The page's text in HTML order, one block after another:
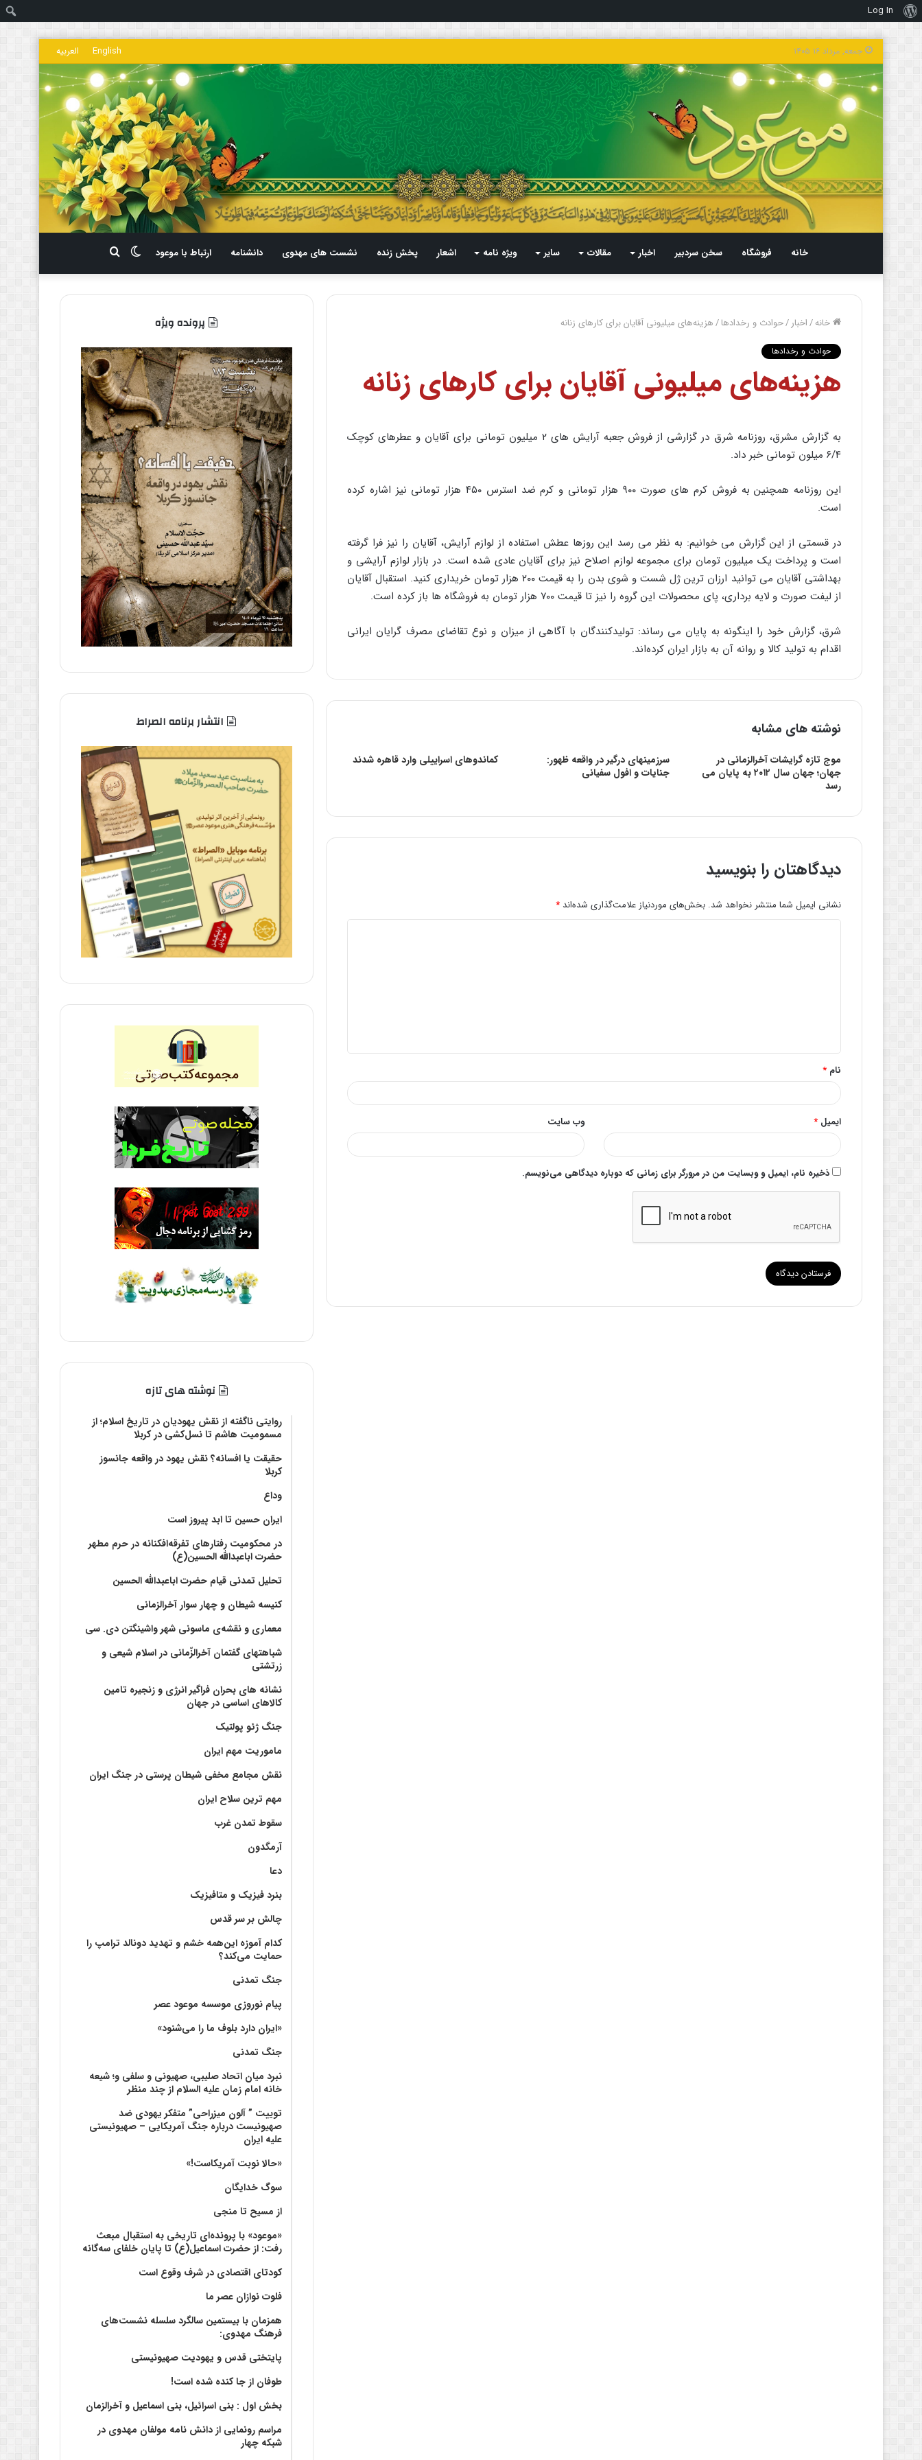
درباره
وردپرس
Log In
جمعه, مرداد ۱۶ ۱۴۰۵ English العربیه
خانه فروشگاه سخن سردبیر اخبار مقالات سایر ویژه نامه اشعار پخش زنده نشست های مهدوی دانشنامه ارتباط با موعود
برای
تغییر
پوسته
خانه/اخبار /حوادث و رخدادها/هزینه‌های میلیونی آقایان برای کارهای زنانه
حوادث و رخدادها
هزینه‌های میلیونی آقایان برای کارهای زنانه
به گزارش مشرق، روزنامه شرق در گزارشی از فروش جعبه آرایش های ۲ میلیون تومانی برای آقایان و عطرهای کوچک
۶/۴ میلون تومانی خبر داد.
این روزنامه همچنین به فروش کرم های صورت ۹۰۰ هزار تومانی و کرم ضد استرس ۴۵۰ هزار تومانی نیز اشاره کرده
است.
در قسمتی از این گزارش می خوانیم: به نظر می رسد این روزها عطش استفاده از لوازم آرایش، آقایان را نیز فرا گرفته
است و پرداخت یک میلیون تومان برای مجموعه لوازم اصلاح نیز برای آقایان عادی شده است. در بازار لوازم آرایشی و
بهداشتی آقایان می توانید ارزان ترین ژل شست و شوی بدن را به قیمت ۲۰۰ هزار تومان خریداری کنید. استقبال آقایان
از لیفت صورت و لایه برداری، پای محصولات این گروه را نیز تا قیمت ۷۰۰ هزار تومان به فروشگاه ها باز کرده است.
شرق، گزارش خود را اینگونه به پایان می رساند: تولیدکنندگان با آگاهی از میزان و نوع تقاضای مصرف گرایان ایرانی
اقدام به تولید کالا و روانه آن به بازار ایران کرده‌اند.
نوشته های مشابه
موج تازه گرایشات آخرالزمانی در
جهان؛ جهان سال ۲۰۱۲ به پایان می
رسد
سرزمینهای درگیر در واقعه ظهور:
جنایات و افول سفیانی
کماندوهای اسراییلی وارد قاهره شدند
دیدگاهتان را بنویسید
نشانی ایمیل شما منتشر نخواهد شد. بخش‌های موردنیاز علامت‌گذاری شده‌اند *
*
نام *
ایمیل * وب‌ سایت
ذخیره نام، ایمیل و وبسایت من در مرورگر برای زمانی که دوباره دیدگاهی می‌نویسم.
پرونده ویژه
انتشار برنامه الصراط
نوشته های تازه
روایتی ناگفته از نقش یهودیان در تاریخ اسلام؛ از
مسمومیت هاشم تا نسل‌کشی در کربلا
حقیقت یا افسانه؟‌ نقش یهود در واقعه جانسوز
کربلا
وداع
ایران حسین تا ابد پیروز است
در محکومیت رفتارهای تفرقه‌افکنانه در حرم مطهر
حضرت اباعبدالله الحسین(ع)
تحلیل تمدنی قیام حضرت اباعبدالله الحسین
کنیسه شیطان و چهار سوار آخرالزمانی
معماری و نقشه‌ی ماسونی شهر واشينگتن دی. سی
شباهتهای گفتمان آخر‌الزّمانی در اسلام شیعی و
زرتشتی
نشانه های بحران فراگیر انرژی و زنجیره تامین
کالاهای اساسی در جهان
جنگ ژئو پولتیک
ماموریت مهم ایران
نقش مجامع مخفی شیطان پرستی در جنگ ایران
مهم ترین سلاح ایران
سقوط تمدن غرب
آرمگدون
دعا
بنرد فیزیک و متافیزیک
چالش بر سر قدس
کدام آموزه این‌همه خشم و تهدید دونالد ترامپ را
حمایت می‌کند؟
جنگ تمدنی
پیام نوروزی موسسه موعود عصر
«ایران دارد بلوف ما را می‌شنود»
جنگ تمدنی
نبرد میان اتحاد صلیبی، صهیونی و سلفی و؛ شیعه
خانه امام زمان علیه السلام از چند منظر
توییت ” آلون میزراحی” متفکر یهودی ضد
صهیونیست درباره جنگ آمریکایی – صهیونیستی
علیه ایران
«حالا نوبت آمریکاست!»
سوگ خدایگان
از مسیح تا منجی
«موعود» با پرونده‌ای تاریخی به استقبال مبعث
رفت: از حضرت اسماعیل(ع) تا پایان خلفای سه‌گانه
کودتای اقتصادی در شرف وقوع است
فلوت نوازان عصر ما
همزمان با بیستمین سالگرد سلسله نشست‌های
فرهنگ مهدوی:‌
پایتختی قدس و یهودیت صهیونیستی
طوفان از جا کنده شده است!
بخش اول : بنی اسرائیل، بنی اسماعیل و آخرالزمان
مراسم رونمایی از دانش نامه مولفان مهدوی در
شبکه چهار